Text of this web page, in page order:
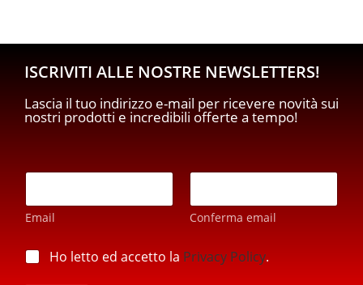
ISCRIVITI ALLE NOSTRE NEWSLETTERS!
Lascia il tuo indirizzo e-mail per ricevere novità sui
nostri prodotti e incredibili offerte a tempo!
i
l
p
E
a
i
*
Email Conferma email
p
r
Ho letto ed accetto la Privacy Policy.